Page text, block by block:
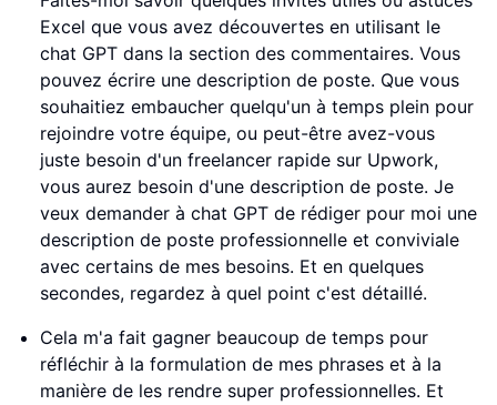
Excel que vous avez découvertes en utilisant le
chat GPT dans la section des commentaires. Vous
pouvez écrire une description de poste. Que vous
souhaitiez embaucher quelqu'un à temps plein pour
rejoindre votre équipe, ou peut-être avez-vous
juste besoin d'un freelancer rapide sur Upwork,
vous aurez besoin d'une description de poste. Je
veux demander à chat GPT de rédiger pour moi une
description de poste professionnelle et conviviale
avec certains de mes besoins. Et en quelques
secondes, regardez à quel point c'est détaillé.
Cela m'a fait gagner beaucoup de temps pour
réfléchir à la formulation de mes phrases et à la
manière de les rendre super professionnelles. Et